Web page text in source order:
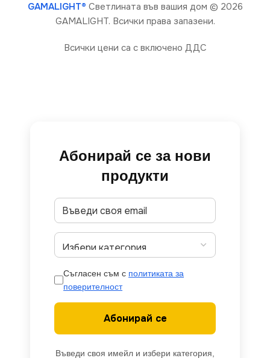
GAMALIGHT® Светлината във вашия дом © 2026
GAMALIGHT. Всички права запазени.
Всички цени са с включено ДДС
Абонирай се за нови
продукти
Съгласен съм с политиката за
поверителност
Абонирай се
Въведи своя имейл и избери категория,